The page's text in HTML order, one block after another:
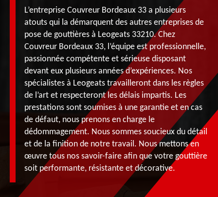
L’entreprise Couvreur Bordeaux 33 a plusieurs
atouts qui la démarquent des autres entreprises de
pose de gouttières à Leogeats 33210. Chez
Couvreur Bordeaux 33, l’équipe est professionnelle,
passionnée compétente et sérieuse disposant
devant eux plusieurs années d’expériences. Nos
spécialistes à Leogeats travailleront dans les règles
de l’art et respecteront les délais impartis. Les
prestations sont soumises à une garantie et en cas
de défaut, nous prenons en charge le
dédommagement. Nous sommes soucieux du détail
et de la finition de notre travail. Nous mettons en
œuvre tous nos savoir-faire afin que votre gouttière
soit performante, résistante et décorative.